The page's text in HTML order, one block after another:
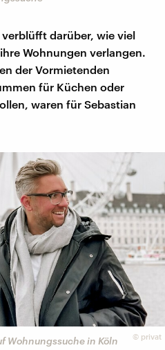
darüber, wie viel
Wohnungen verlangen.
der Vormietenden
für Küchen oder
waren für Sebastian
© privat
Wohnungssuche in Köln